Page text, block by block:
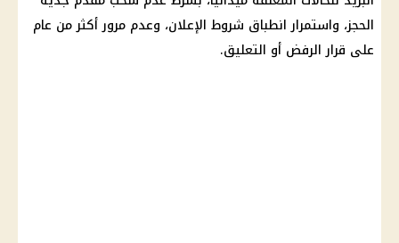
الحجز، واستمرار انطباق شروط الإعلان، وعدم مرور أكثر من عام
على قرار الرفض أو التعليق.